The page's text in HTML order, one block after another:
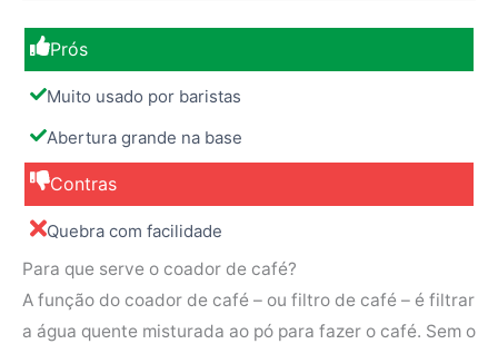
Prós
Muito usado por baristas
Abertura grande na base
Contras
Quebra com facilidade
Para que serve o coador de café?
A função do coador de café – ou filtro de café – é filtrar
a água quente misturada ao pó para fazer o café. Sem o